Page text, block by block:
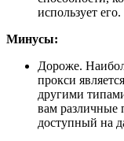
использует его.
Минусы:
Дороже.
прокси
другими
вам различные
доступный на